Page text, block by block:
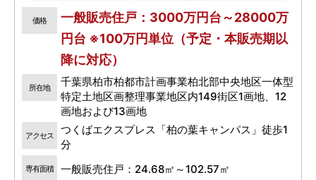
価格
一般販売住戸：3000万円台～28000万
円台 ※100万円単位（予定・本販売期以
降に対応）
所在地
千葉県柏市柏都市計画事業柏北部中央地区一体型
特定土地区画整理事業地区内149街区1画地、12
画地および13画地
アクセス
つくばエクスプレス「柏の葉キャンパス」徒歩1
分
専有面積 一般販売住戸：24.68㎡～102.57㎡